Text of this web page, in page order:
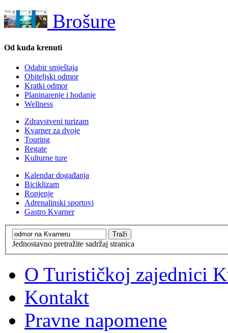
Brošure
Od kuda krenuti
Odabir smještaja
Obiteljski odmor
Kratki odmor
Planinarenje i hodanje
Wellness
Zdravstveni turizam
Kvarner za dvoje
Touring
Regate
Kulturne ture
Kalendar događanja
Biciklizam
Ronjenje
Adrenalinski sportovi
Gastro Kvarner
Jednostavno pretražite sadržaj stranica
O Turističkoj zajednici
Kontakt
Pravne napomene